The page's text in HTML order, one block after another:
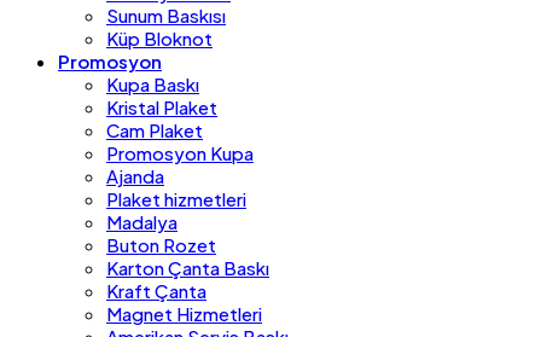
Sunum Baskısı
Küp Bloknot
Promosyon
Kupa Baskı
Kristal Plaket
Cam Plaket
Promosyon Kupa
Ajanda
Plaket hizmetleri
Madalya
Buton Rozet
Karton Çanta Baskı
Kraft Çanta
Magnet Hizmetleri